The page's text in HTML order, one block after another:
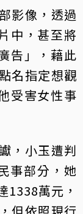
影像，透過
中，甚至將
告」，藉此
名指定想觀
受害女性事
，小玉遭判
事部分，她
1338萬元，
但依照現行